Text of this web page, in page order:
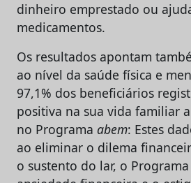
dinheiro emprestado ou
medicamentos.
Os resultados apontam
ao nível da saúde física e
97,1% dos beneficiários
positiva na sua vida familiar
no Programa abem: Estes
ao eliminar o dilema
o sustento do lar, o